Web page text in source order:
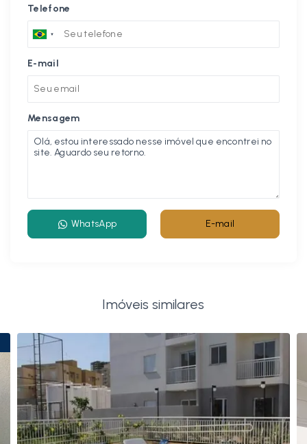
Telefone
E-mail
Mensagem
WhatsApp E-mail
Imóveis similares